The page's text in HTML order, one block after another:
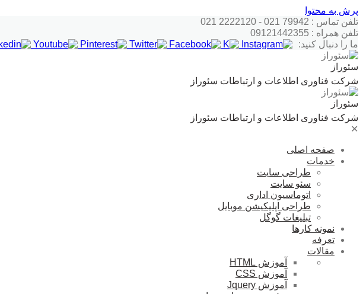
پرش به محتوا
تلفن تماس : 79942 021 - 2222120 021
تلفن همراه : 09121442355
ما را دنبال کنید:
سئوراز
شرکت فناوری اطلاعات و ارتباطات سئوراز
سئوراز
شرکت فناوری اطلاعات و ارتباطات سئوراز
✕
صفحه اصلی
خدمات
طراحی سایت
سئو سایت
اتوماسیون اداری
طراحی اپلیکیشن موبایل
تبلیغات گوگل
نمونه کارها
تعرفه
مقالات
آموزش HTML
آموزش CSS
آموزش Jquery